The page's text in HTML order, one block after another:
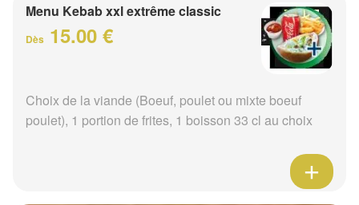
Menu Kebab xxl extrême classic
Dès 15.00 €
Choix de la viande (Boeuf, poulet ou mixte boeuf
poulet), 1 portion de frites, 1 boisson 33 cl au choix